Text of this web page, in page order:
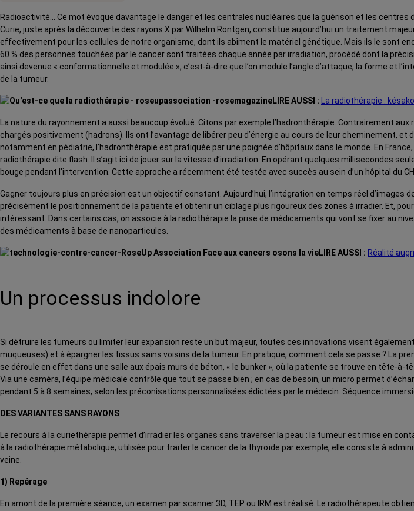
Radioactivité… Ce mot évoque davantage le danger et les centrales nucléaires que la guérison et les
Curie, juste après la découverte des rayons X par Wilhelm Röntgen, constitue aujourd’hui un traitement
effectivement pour les cellules de notre organisme, dont ils abîment le matériel génétique. Mais ils le sont
60 % des personnes touchées par le cancer sont traitées chaque année par irradiation, procédé dont la
ainsi devenue « conformationnelle et modulée », c’est-à-dire que l’on module l’angle d’attaque, la forme et
de la tumeur.
LIRE AUSSI : La radiothérapie :
La nature du rayonnement a aussi beaucoup évolué. Citons par exemple l’hadronthérapie. Contrairement
chargés positivement (hadrons). Ils ont l’avantage de libérer peu d’énergie au cours de leur cheminement,
notamment en pédiatrie, l’hadronthérapie est pratiquée par une poignée d’hôpitaux dans le monde. En
radiothérapie dite flash. Il s’agit ici de jouer sur la vitesse d’irradiation. En opérant quelques millisecondes
bouge pendant l’intervention. Cette approche a récemment été testée avec succès au sein d’un hôpital du
Gagner toujours plus en précision est un objectif constant. Aujourd’hui, l’intégration en temps réel
précisément le positionnement de la patiente et obtenir un ciblage plus rigoureux des zones à irradier. Et,
intéressant. Dans certains cas, on associe à la radiothérapie la prise de médicaments qui vont se fixer au
des médicaments à base de nanoparticules.
LIRE AUSSI : Réalité
Un processus indolore
Si détruire les tumeurs ou limiter leur expansion reste un but majeur, toutes ces innovations visent
muqueuses) et à épargner les tissus sains voisins de la tumeur. En pratique, comment cela se passe ? La
se déroule en effet dans une salle aux épais murs de béton, « le bunker », où la patiente se trouve en tête-
Via une caméra, l’équipe médicale contrôle que tout se passe bien ; en cas de besoin, un micro permet
pendant 5 à 8 semaines, selon les préconisations personnalisées édictées par le médecin. Séquence
DES VARIANTES SANS RAYONS
Le recours à la curiethérapie permet d’irradier les organes sans traverser la peau : la tumeur est mise en
à la radiothérapie métabolique, utilisée pour traiter le cancer de la thyroïde par exemple, elle consiste à
veine.
1) Repérage
En amont de la première séance, un examen par scanner 3D, TEP ou IRM est réalisé. Le radiothérapeute